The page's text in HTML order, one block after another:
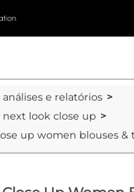
análises e relatórios
next look close up